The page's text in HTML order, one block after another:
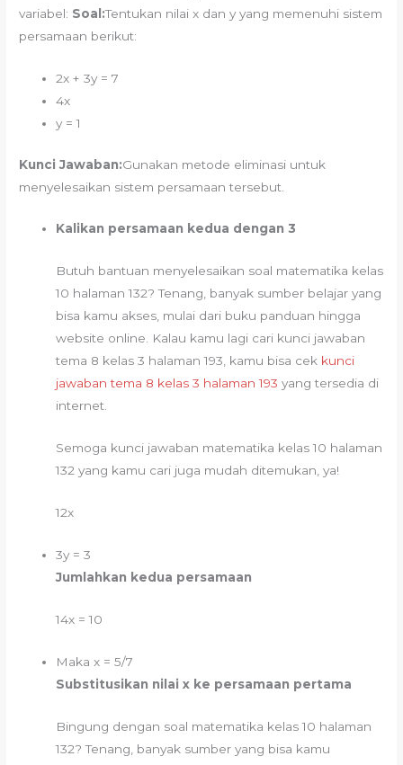
variabel: Soal:Tentukan nilai x dan y yang memenuhi sistem
persamaan berikut:
2x + 3y = 7
4x
y = 1
Kunci Jawaban:Gunakan metode eliminasi untuk
menyelesaikan sistem persamaan tersebut.
Kalikan persamaan kedua dengan 3
Butuh bantuan menyelesaikan soal matematika kelas
10 halaman 132? Tenang, banyak sumber belajar yang
bisa kamu akses, mulai dari buku panduan hingga
website online. Kalau kamu lagi cari kunci jawaban
tema 8 kelas 3 halaman 193, kamu bisa cek kunci
jawaban tema 8 kelas 3 halaman 193 yang tersedia di
internet.
Semoga kunci jawaban matematika kelas 10 halaman
132 yang kamu cari juga mudah ditemukan, ya!
12x
3y = 3
Jumlahkan kedua persamaan
14x = 10
Maka x = 5/7
Substitusikan nilai x ke persamaan pertama
Bingung dengan soal matematika kelas 10 halaman
132? Tenang, banyak sumber yang bisa kamu